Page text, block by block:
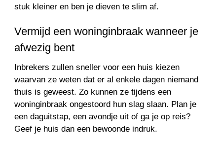
stuk kleiner en ben je dieven te slim af.
Vermijd een woninginbraak wanneer je
afwezig bent
Inbrekers zullen sneller voor een huis kiezen
waarvan ze weten dat er al enkele dagen niemand
thuis is geweest. Zo kunnen ze tijdens een
woninginbraak ongestoord hun slag slaan. Plan je
een daguitstap, een avondje uit of ga je op reis?
Geef je huis dan een bewoonde indruk.